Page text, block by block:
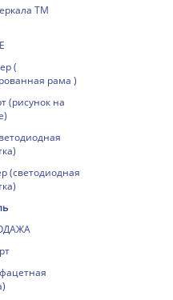
ТМ
(
рама )
(рисунок на
(светодиодная